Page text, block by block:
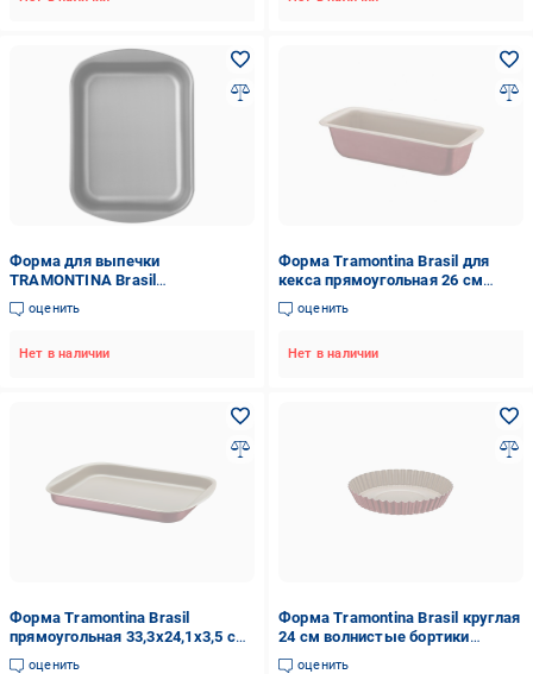
Форма для выпечки
TRAMONTINA Brasil
металлическая прямоугольная
27,3x20x5,4 см 1,9 л Графит (UG-
оценить
Нет в наличии
Форма Tramontina Brasil для
кекса прямоугольная 26 см
(20069/726)
оценить
Нет в наличии
Форма Tramontina Brasil
прямоугольная 33,3х24,1х3,5 см
(20053/728)
оценить
Форма Tramontina Brasil круглая
24 см волнистые бортики
(20056/724)
оценить